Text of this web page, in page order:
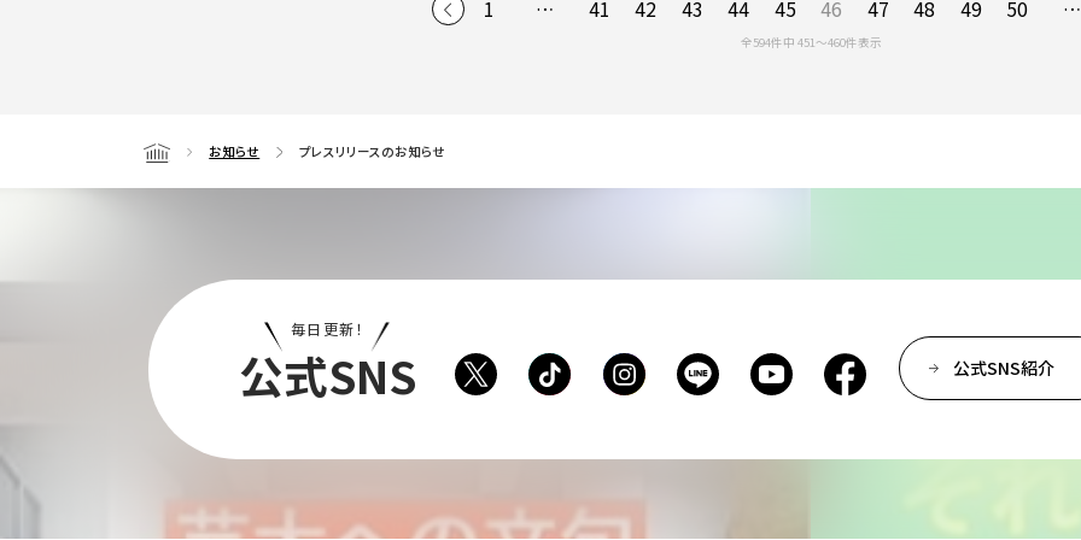
1 … 41 42 43 44 45 46 47 48 49 50 …
全594件中 451〜460件表示
Home お知らせ プレスリリースのお知らせ
毎日更新！
公式SNS 公式SNS紹介